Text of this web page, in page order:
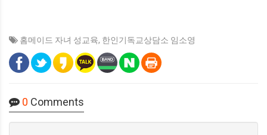
홈메이드 자녀 성교육, 한인기독교상담소 임소영
0 Comments